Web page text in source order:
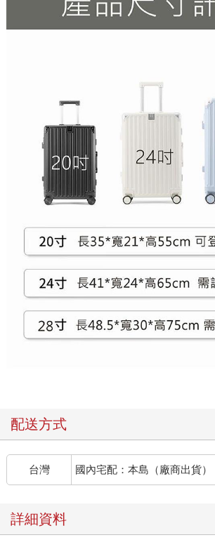
配送方式
台灣 國內宅配：本島（廠商出貨）
詳細資料